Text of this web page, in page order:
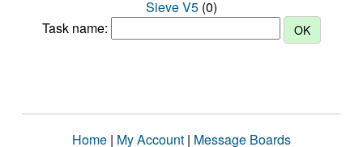
Sieve V5 (0)
Task name:
Home | My Account | Message Boards